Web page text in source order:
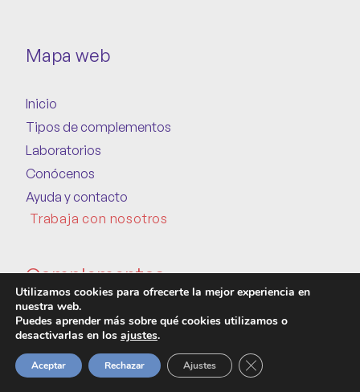
Mapa web
Inicio
Tipos de complementos
Laboratorios
Conócenos
Ayuda y contacto
Trabaja con nosotros
Complementos
Ácidos grasos y omegas
Probióticos y prebióticos
Aminoacidos
Utilizamos cookies para ofrecerte la mejor experiencia en
nuestra web.
Puedes aprender más sobre qué cookies utilizamos o
desactivarlas en los ajustes.
Aceptar Rechazar Ajustes Cerrar el banner de